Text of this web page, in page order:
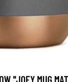
"JOEY MUG